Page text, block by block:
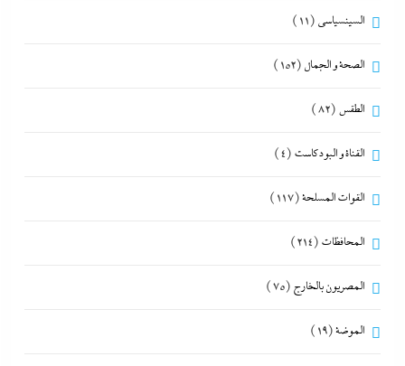
السينسياسي (11)
الصحة و الجمال (152)
الطقس (82)
القناة و البودكاست (4)
القوات المسلحة(117)
المحافظات (214)
المصريون بالخارج (75)
الموضة(19)